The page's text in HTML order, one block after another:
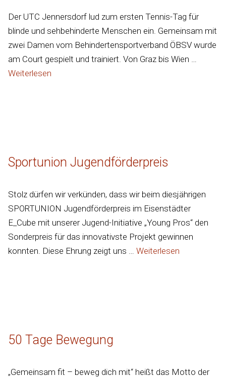
Der UTC Jennersdorf lud zum ersten Tennis-Tag für
blinde und sehbehinderte Menschen ein. Gemeinsam mit
zwei Damen vom Behindertensportverband ÖBSV wurde
am Court gespielt und trainiert. Von Graz bis Wien …
Weiterlesen
Sportunion Jugendförderpreis
Stolz dürfen wir verkünden, dass wir beim diesjährigen
SPORTUNION Jugendförderpreis im Eisenstädter
E_Cube mit unserer Jugend-Initiative „Young Pros“ den
Sonderpreis für das innovativste Projekt gewinnen
konnten. Diese Ehrung zeigt uns … Weiterlesen
50 Tage Bewegung
„Gemeinsam fit – beweg dich mit“ heißt das Motto der